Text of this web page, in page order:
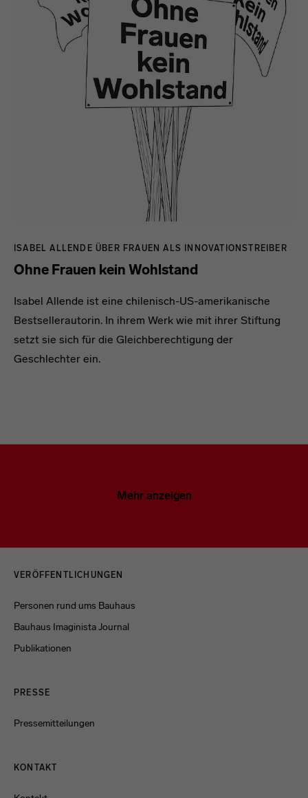
ISABEL ALLENDE ÜBER FRAUEN ALS INNOVATIONSTREIBER
Ohne Frauen kein Wohlstand
Isabel Allende ist eine chilenisch-US-amerikanische
Bestsellerautorin. In ihrem Werk wie mit ihrer Stiftung
setzt sie sich für die Gleichberechtigung der
Geschlechter ein.
Mehr anzeigen
VERÖFFENTLICHUNGEN
Personen rund ums Bauhaus
Bauhaus Imaginista Journal
Publikationen
PRESSE
Pressemitteilungen
KONTAKT